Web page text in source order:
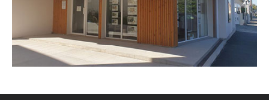
Envoyer un message
Téléphoner à l'agence